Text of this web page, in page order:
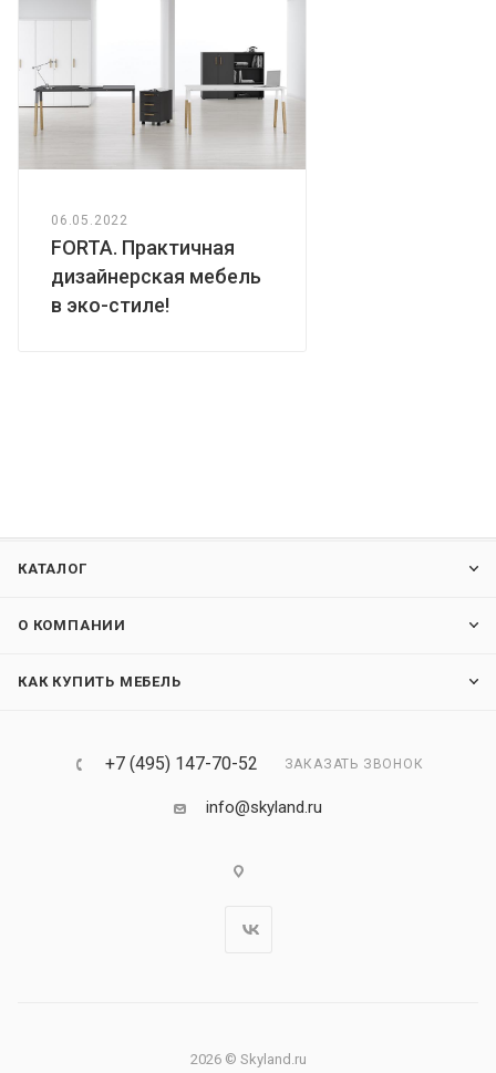
06.05.2022
FORTA. Практичная
дизайнерская мебель
в эко-стиле!
КАТАЛОГ
О КОМПАНИИ
КАК КУПИТЬ МЕБЕЛЬ
+7 (495) 147-70-52 ЗАКАЗАТЬ ЗВОНОК
info@skyland.ru
2026 © Skyland.ru